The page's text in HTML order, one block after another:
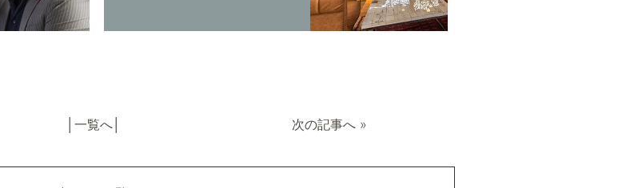
一覧へ│ 次の記事へ »